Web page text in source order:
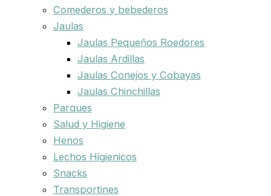
Comederos y bebederos
Jaulas
Jaulas Pequeños Roedores
Jaulas Ardillas
Jaulas Conejos y Cobayas
Jaulas Chinchillas
Parques
Salud y Higiene
Henos
Lechos Higienicos
Snacks
Transportines